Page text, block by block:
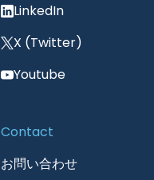
LinkedIn
X (Twitter)
Youtube
Contact
お問い合わせ